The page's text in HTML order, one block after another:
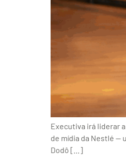
Executiva irá liderar
de mídia da Nestlé —
Dodô […]